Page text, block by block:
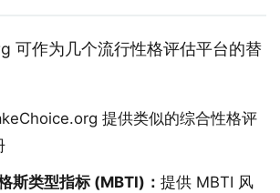
可作为几个流行性格评估平台的替
提供类似的综合性格评
斯类型指标 (MBTI)： 提供 MBTI 风